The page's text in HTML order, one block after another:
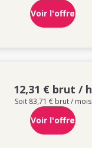
Voir l'offre
12,31 € brut / h
Soit 83,71 € brut / mois
Voir l'offre